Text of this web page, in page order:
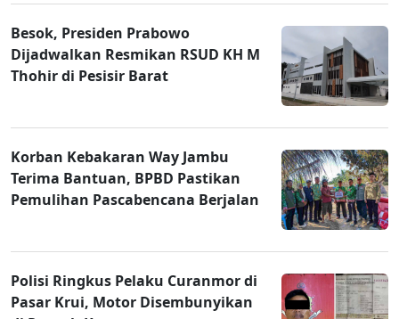
Besok, Presiden Prabowo
Dijadwalkan Resmikan RSUD KH M
Thohir di Pesisir Barat
Korban Kebakaran Way Jambu
Terima Bantuan, BPBD Pastikan
Pemulihan Pascabencana Berjalan
Polisi Ringkus Pelaku Curanmor di
Pasar Krui, Motor Disembunyikan